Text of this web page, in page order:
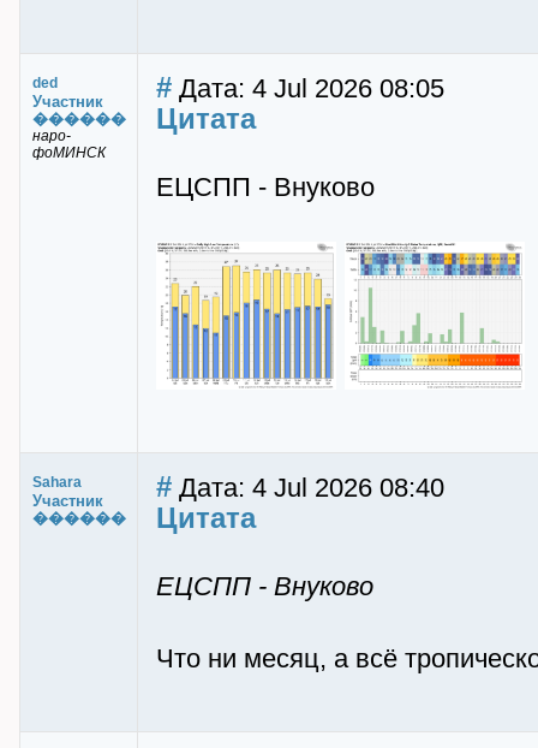
ded
Участник
������
наро-
фоМИНСК
# Дата: 4 Jul 2026 08:05
Цитата
ЕЦСПП - Внуково
Sahara
Участник
������
# Дата: 4 Jul 2026 08:40
Цитата
ЕЦСПП - Внуково
Что ни месяц, а всё